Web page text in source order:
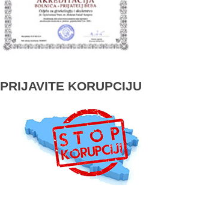
PRIJAVITE KORUPCIJU